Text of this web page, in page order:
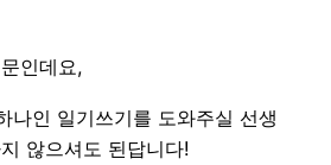
인데요,
나인 일기쓰기를 도와주실 선생
않으셔도 된답니다!